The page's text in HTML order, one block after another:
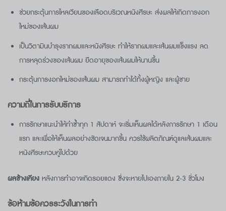
ช่วยกระตุ้นการไหลเวียนของเลือดบริเวณหนังศีรษะ ส่งผลให้เกิดการงอก
ใหม่ของเส้นผม
เป็นวิตามินบำรุงรากผมและหนังศีรษะ ทำให้รากผมและเส้นผมแข็งแรง ลด
การหลุดร่วงของเส้นผม ยืดอายุของเส้นผมให้นานขึ้น
กระตุ้นการงอกใหม่ของเส้นผม สามารถทำได้ทั้งผู้หญิง และผู้ชาย
ความถี่ในการรับบริการ
การรักษาแนะนำให้ทำซ้ำทุก 1 สัปดาห์ จะเริ่มเห็นผลได้หลังการรักษา 1 เดือน
แรก และเพื่อให้เห็นผลอย่างชัดเจนมากขึ้น ควรใช้ผลิตภัณฑ์ดูแลเส้นผมและ
หนังศีรษะควบคู่ไปด้วย
ผลข้างเคียง หลังการทำอาจเกิดรอยแดง ซึ่งจะหายไปเองภายใน 2-3 ชั่วโมง
ข้อห้ามข้อควรระวังในการทำ